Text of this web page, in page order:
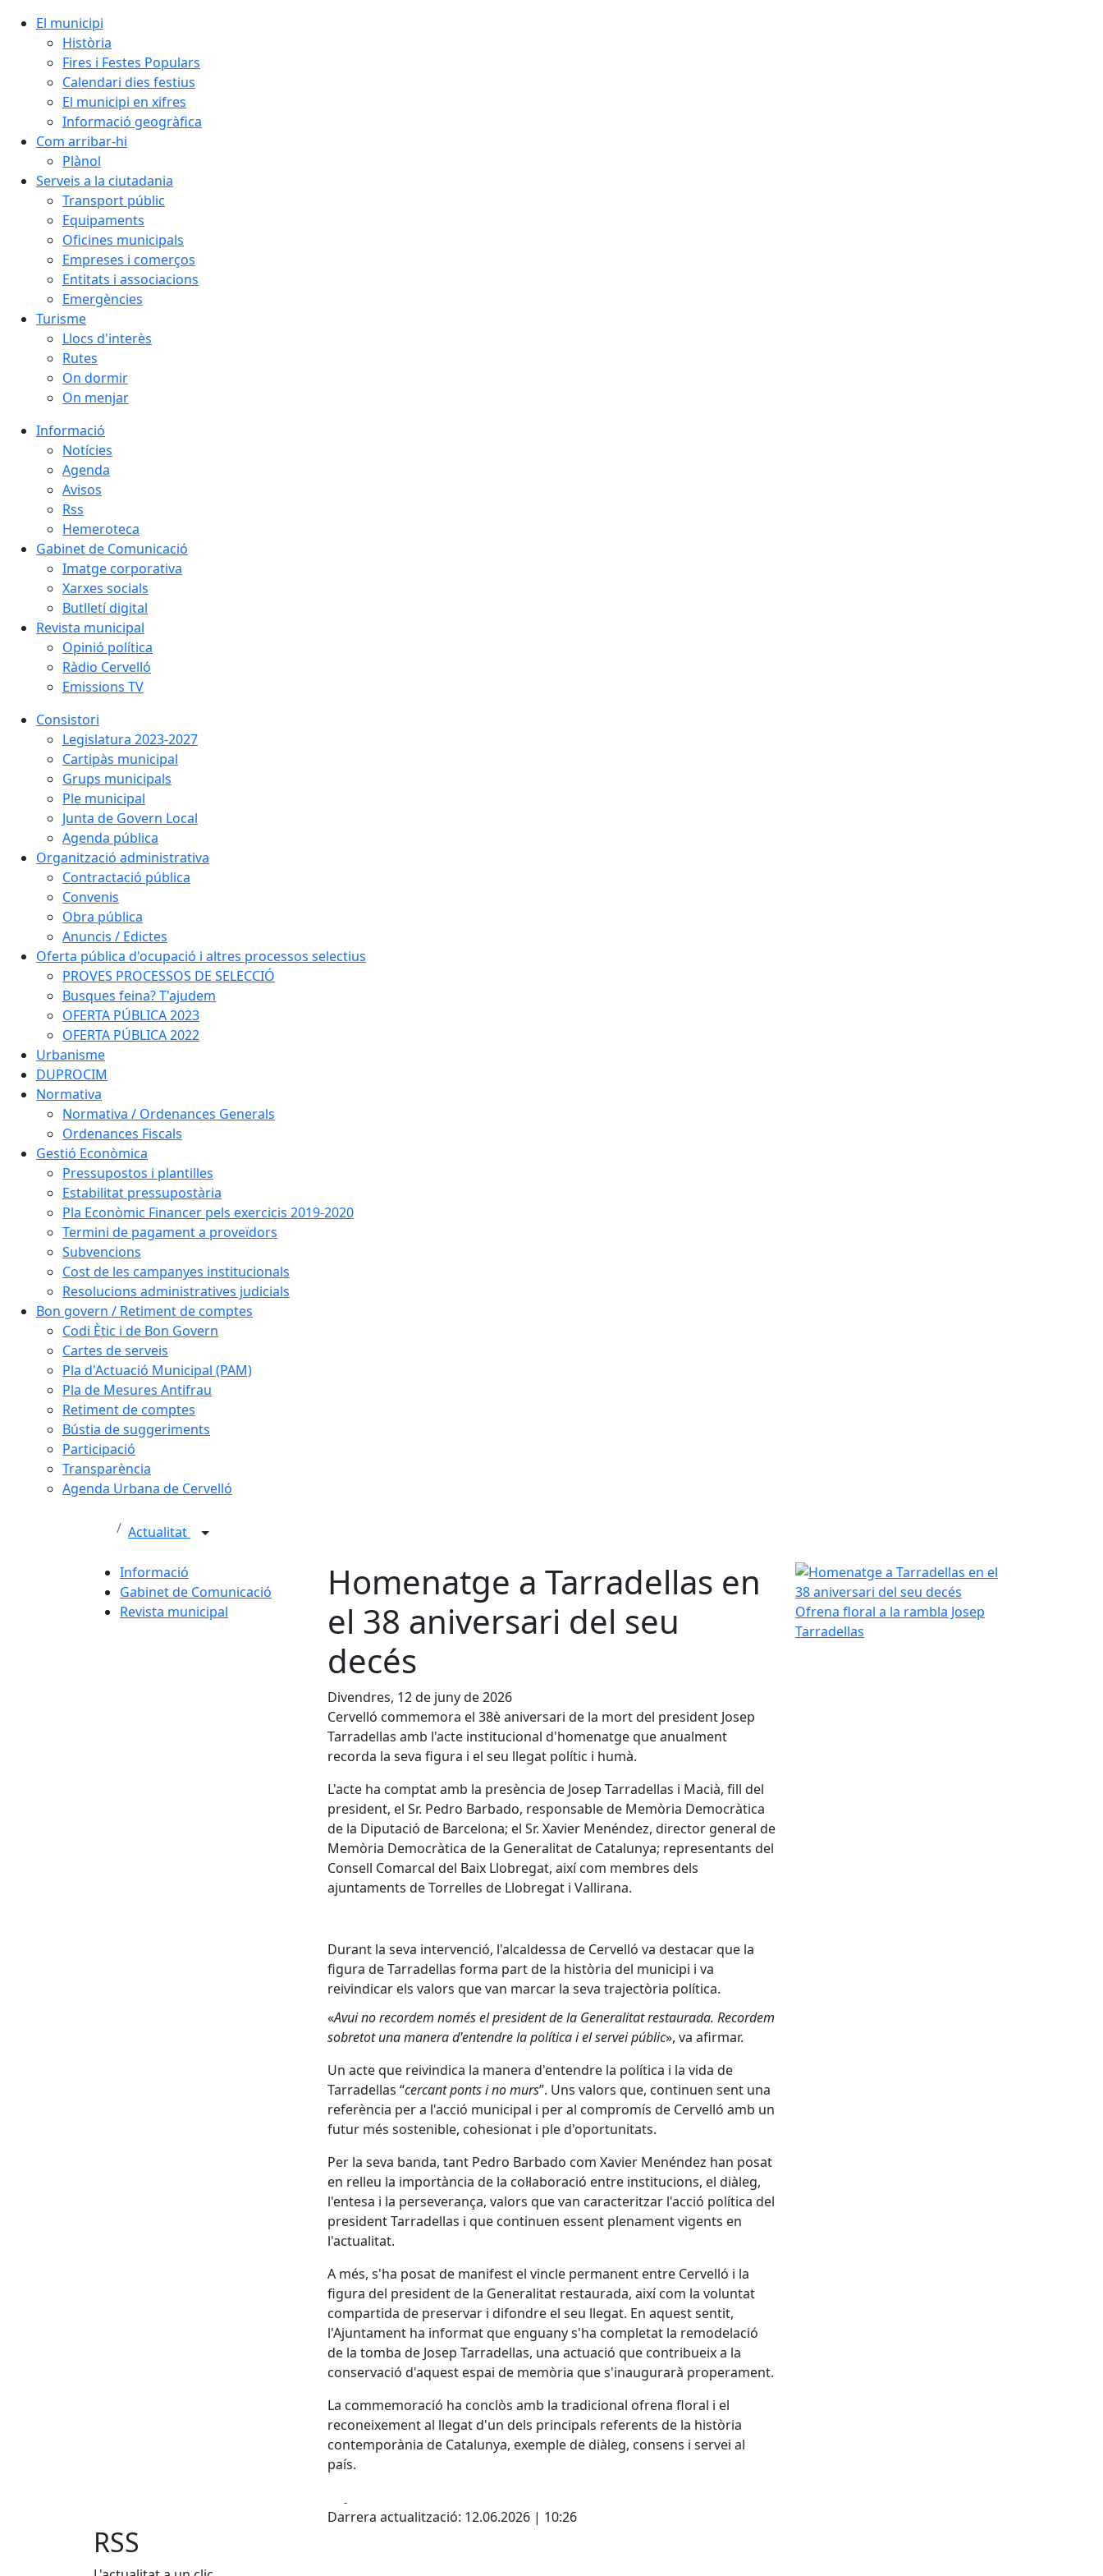
El municipi
Història
Fires i Festes Populars
Calendari dies festius
El municipi en xifres
Informació geogràfica
Com arribar-hi
Plànol
Serveis a la ciutadania
Transport públic
Equipaments
Oficines municipals
Empreses i comerços
Entitats i associacions
Emergències
Turisme
Llocs d'interès
Rutes
On dormir
On menjar
Informació
Notícies
Agenda
Avisos
Rss
Hemeroteca
Gabinet de Comunicació
Imatge corporativa
Xarxes socials
Butlletí digital
Revista municipal
Opinió política
Ràdio Cervelló
Emissions TV
Consistori
Legislatura 2023-2027
Cartipàs municipal
Grups municipals
Ple municipal
Junta de Govern Local
Agenda pública
Organització administrativa
Contractació pública
Convenis
Obra pública
Anuncis / Edictes
Oferta pública d'ocupació i altres processos selectius
PROVES PROCESSOS DE SELECCIÓ
Busques feina? T'ajudem
OFERTA PÚBLICA 2023
OFERTA PÚBLICA 2022
Urbanisme
DUPROCIM
Normativa
Normativa / Ordenances Generals
Ordenances Fiscals
Gestió Econòmica
Pressupostos i plantilles
Estabilitat pressupostària
Pla Econòmic Financer pels exercicis 2019-2020
Termini de pagament a proveïdors
Subvencions
Cost de les campanyes institucionals
Resolucions administratives judicials
Bon govern / Retiment de comptes
Codi Ètic i de Bon Govern
Cartes de serveis
Pla d'Actuació Municipal (PAM)
Pla de Mesures Antifrau
Retiment de comptes
Bústia de suggeriments
Participació
Transparència
Agenda Urbana de Cervelló
Actualitat
Informació
Gabinet de Comunicació
Revista municipal
Homenatge a Tarradellas en
el 38 aniversari del seu
decés
Divendres, 12 de juny de 2026
Cervelló commemora el 38è aniversari de la mort del president Josep
Tarradellas amb l'acte institucional d'homenatge que anualment
recorda la seva figura i el seu llegat polític i humà.
L'acte ha comptat amb la presència de Josep Tarradellas i Macià, fill del
president, el Sr. Pedro Barbado, responsable de Memòria Democràtica
de la Diputació de Barcelona; el Sr. Xavier Menéndez, director general de
Memòria Democràtica de la Generalitat de Catalunya; representants del
Consell Comarcal del Baix Llobregat, així com membres dels
ajuntaments de Torrelles de Llobregat i Vallirana.
Durant la seva intervenció, l'alcaldessa de Cervelló va destacar que la
figura de Tarradellas forma part de la història del municipi i va
reivindicar els valors que van marcar la seva trajectòria política.
«Avui no recordem només el president de la Generalitat restaurada. Recordem
sobretot una manera d'entendre la política i el servei públic», va afirmar.
Un acte que reivindica la manera d'entendre la política i la vida de
Tarradellas “cercant ponts i no murs”. Uns valors que, continuen sent una
referència per a l'acció municipal i per al compromís de Cervelló amb un
futur més sostenible, cohesionat i ple d'oportunitats.
Per la seva banda, tant Pedro Barbado com Xavier Menéndez han posat
en relleu la importància de la col·laboració entre institucions, el diàleg,
l'entesa i la perseverança, valors que van caracteritzar l'acció política del
president Tarradellas i que continuen essent plenament vigents en
l'actualitat.
A més, s'ha posat de manifest el vincle permanent entre Cervelló i la
figura del president de la Generalitat restaurada, així com la voluntat
compartida de preservar i difondre el seu llegat. En aquest sentit,
l'Ajuntament ha informat que enguany s'ha completat la remodelació
de la tomba de Josep Tarradellas, una actuació que contribueix a la
conservació d'aquest espai de memòria que s'inaugurarà properament.
La commemoració ha conclòs amb la tradicional ofrena floral i el
reconeixement al llegat d'un dels principals referents de la història
contemporània de Catalunya, exemple de diàleg, consens i servei al
país.
Darrera actualització: 12.06.2026 | 10:26
Homenatge a Tarradellas en el 38 aniversari del
Ofrena floral a la rambla Josep
Tarradellas
RSS